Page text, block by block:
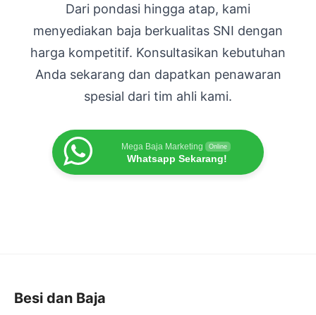
Dari pondasi hingga atap, kami
menyediakan baja berkualitas SNI dengan
harga kompetitif. Konsultasikan kebutuhan
Anda sekarang dan dapatkan penawaran
spesial dari tim ahli kami.
Mega Baja Marketing Online
Whatsapp Sekarang!
Besi dan Baja